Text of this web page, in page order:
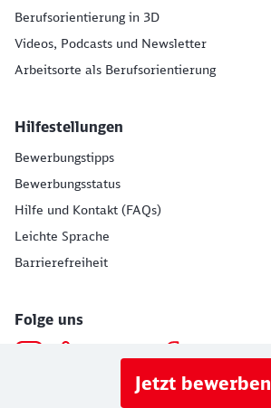
Jetzt bewerben
Berufsorientierung in 3D
Videos, Podcasts und Newsletter
Arbeitsorte als Berufsorientierung
Hilfestellungen
Bewerbungstipps
Bewerbungsstatus
Hilfe und Kontakt (FAQs)
Leichte Sprache
Barrierefreiheit
Folge uns